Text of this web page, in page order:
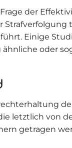
der
Strafverfolgung
Einige
oder
letztlich von
getragen